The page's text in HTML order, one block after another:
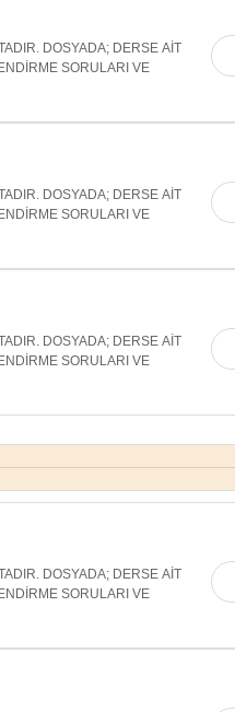
DOSYADA; DERSE AİT
SORULARI VE
DOSYADA; DERSE AİT
SORULARI VE
DOSYADA; DERSE AİT
SORULARI VE
DOSYADA; DERSE AİT
SORULARI VE